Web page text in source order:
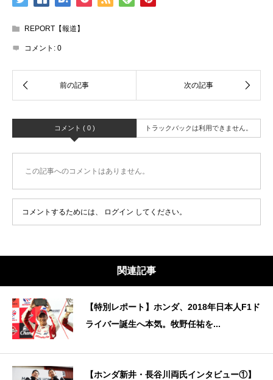
REPORT【報道】
コメント: 0
コメント ( 0 ) トラックバックは利用できません。
この記事へのコメントはありません。
コメントするためには、 ログイン してください。
関連記事
【特別レポート】ホンダ、2018年日本人F1ド
ライバー誕生へ本気。牧野任祐を...
【ホンダ新井・長谷川両氏インタビュー①】